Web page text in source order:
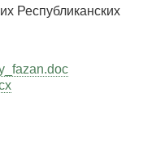
Республиканских